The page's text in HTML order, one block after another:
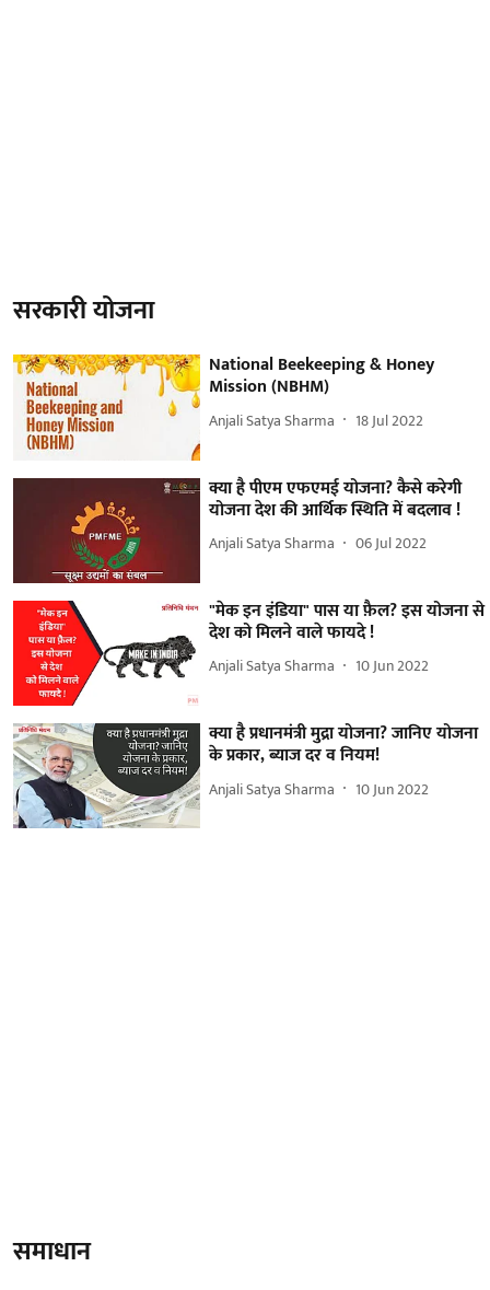
सरकारी योजना
National Beekeeping & Honey
Mission (NBHM)
Anjali Satya Sharma 18 Jul 2022
क्या है पीएम एफएमई योजना? कैसे करेगी
योजना देश की आर्थिक स्थिति में बदलाव !
Anjali Satya Sharma 06 Jul 2022
"मेक इन इंडिया" पास या फ़ैल? इस योजना से
देश को मिलने वाले फायदे !
Anjali Satya Sharma 10 Jun 2022
क्या है प्रधानमंत्री मुद्रा योजना? जानिए योजना
के प्रकार, ब्याज दर व नियम!
Anjali Satya Sharma 10 Jun 2022
समाधान